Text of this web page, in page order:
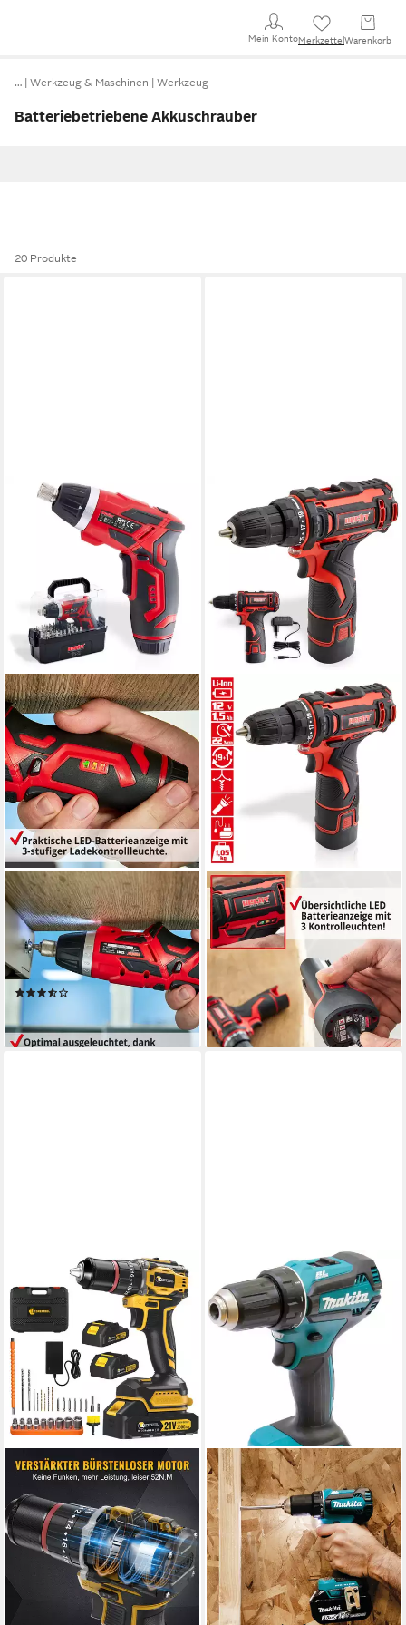
Mein KontoMerkzettel Warenkorb
… Werkzeug & Maschinen Werkzeug
Batteriebetriebene Akkuschrauber
20 Produkte
HECHT
Akku-Schrauber mit
3,4V/2Ah Akku und 52-
teiliger Bitsatz, 230 U/min, 4
Nm, Mangetisch, 4 Nm
lieferbar - in 2-3 Werktagen bei dir
HECHT
Akku-Schrauber 1242 mit
12V/1,5Ah Akku und
Ladegerät, 22 Nm,
Rechts-/Linkslauf
54,99 €
lieferbar - in 2-3 Werktagen bei dir